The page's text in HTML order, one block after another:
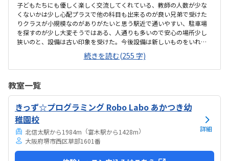
子どもたちにも優しく楽しく交流してくれている、教師の人数が少な
くないかは少し心配プラスで他の科目も出来るのが良い兄弟で受けた
りクラスが小規模なのがありがたいと思う駅近で通いやすい、駐車場
を探すのが少し大変そうではある、人通りも多いので安心の場所少し
狭いのと、設備は古い印象を受けた。今後設備は新しいものをいれて
ほしいと思う。兄弟割引きが無いのが残念。兄弟も一緒に通わせると
親ともしても楽なので、兄弟プランを入れてほしい他の先生の紹介も
あれば良い担当の先生もありがたいが、英語の先生や他の先生も紹介
続きを読む(255 字)
教室一覧
きっず☆プログラミング Robo Labo あかつき幼
稚園校
北信太駅から1984m （富木駅から1428m）
大阪府堺市西区草部1601番
詳細